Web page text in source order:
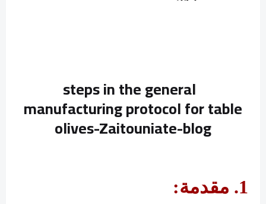
steps in the general
manufacturing protocol for table
olives-Zaitouniate-blog
1. مقدمة: